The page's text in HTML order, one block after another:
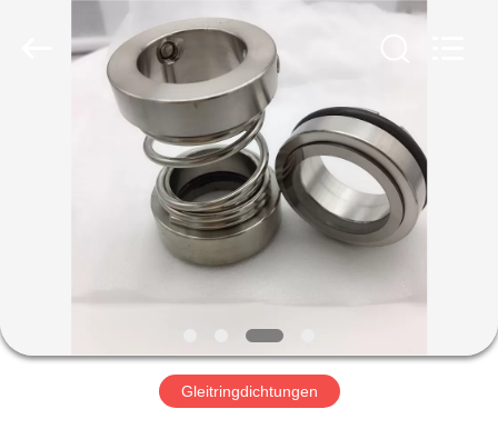
PRODUKTE
FABRIK-
Gleitringdichtungen